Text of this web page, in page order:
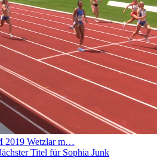
2019 Wetzlar m…
Titel für Sophia Junk